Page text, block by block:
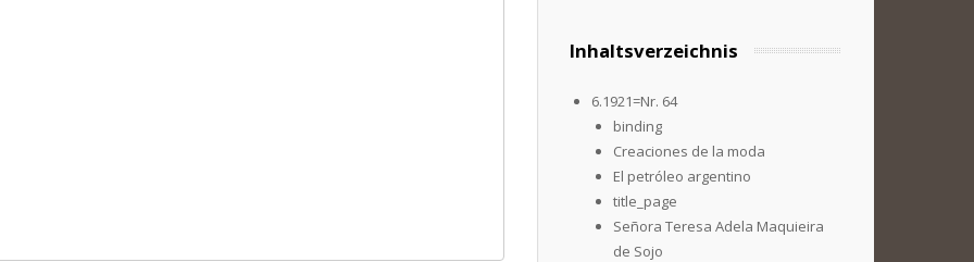
Inhaltsverzeichnis
6.1921=Nr. 64
binding
Creaciones de la moda
El petróleo argentino
title_page
Señora Teresa Adela Maquieira
de Sojo